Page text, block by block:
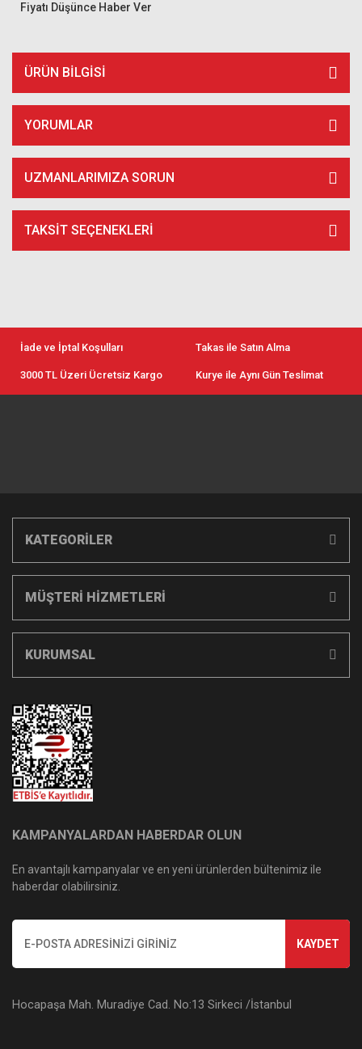
Fiyatı Düşünce Haber Ver
ÜRÜN BILGISI
YORUMLAR
UZMANLARIMIZA SORUN
TAKSIT SEÇENEKLERI
İade ve İptal Koşulları Takas ile Satın Alma
3000 TL Üzeri Ücretsiz Kargo Kurye ile Aynı Gün Teslimat
KATEGORİLER
MÜŞTERİ HİZMETLERİ
KURUMSAL
KAMPANYALARDAN HABERDAR OLUN
En avantajlı kampanyalar ve en yeni ürünlerden bültenimiz ile
haberdar olabilirsiniz.
KAYDET
Hocapaşa Mah. Muradiye Cad. No:13 Sirkeci /İstanbul